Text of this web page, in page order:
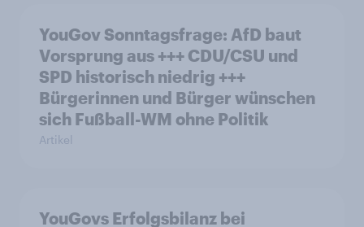
YouGov Sonntagsfrage: AfD baut
Vorsprung aus +++ CDU/CSU und
SPD historisch niedrig +++
Bürgerinnen und Bürger wünschen
sich Fußball-WM ohne Politik
Artikel
YouGovs Erfolgsbilanz bei